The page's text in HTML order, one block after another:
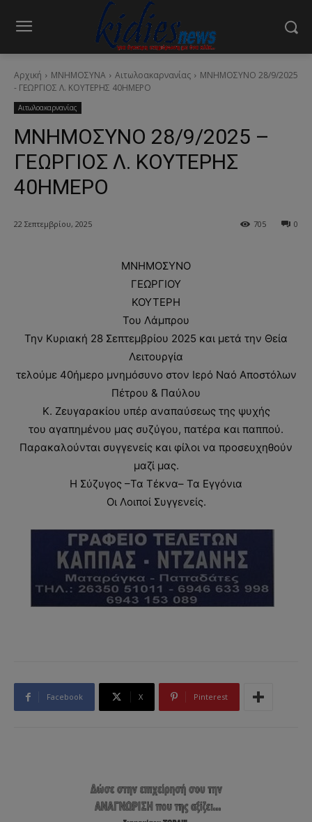
Αρχική ΜΝΗΜΟΣΥΝΑ Αιτωλοακαρνανίας
ΜΝΗΜΟΣΥΝΟ 28/9/2025
- ΓΕΩΡΓΙΟΣ Λ. ΚΟΥΤΕΡΗΣ 40ΗΜΕΡΟ
Αιτωλοακαρνανίας
ΜΝΗΜΟΣΥΝΟ 28/9/2025 –
ΓΕΩΡΓΙΟΣ Λ. ΚΟΥΤΕΡΗΣ
40ΗΜΕΡΟ
22 Σεπτεμβρίου, 2025 0
705
ΜΝΗΜΟΣΥΝΟ
ΓΕΩΡΓΙΟΥ
ΚΟΥΤΕΡΗ
Του Λάμπρου
Την Κυριακή 28 Σεπτεμβρίου 2025 και μετά την Θεία
Λειτουργία
τελούμε 40ήμερο μνημόσυνο στον Ιερό Ναό Αποστόλων
Πέτρου & Παύλου
Κ. Ζευγαρακίου υπέρ αναπαύσεως της ψυχής
του αγαπημένου μας συζύγου, πατέρα και παππού.
Παρακαλούνται συγγενείς και φίλοι να προσευχηθούν
μαζί μας.
Η Σύζυγος –Τα Τέκνα– Τα Εγγόνια
Οι Λοιποί Συγγενείς.
Facebook X Pinterest